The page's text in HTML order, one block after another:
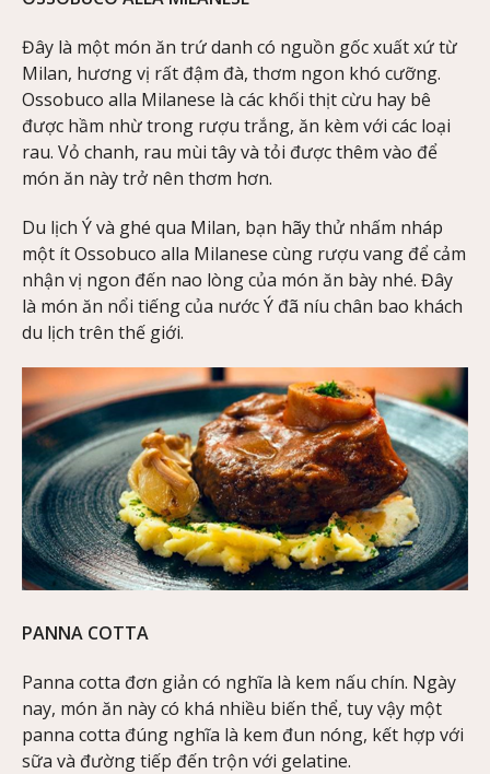
Đây là một món ăn trứ danh có nguồn gốc xuất xứ từ
Milan, hương vị rất đậm đà, thơm ngon khó cưỡng.
Ossobuco alla Milanese là các khối thịt cừu hay bê
được hầm nhừ trong rượu trắng, ăn kèm với các loại
rau. Vỏ chanh, rau mùi tây và tỏi được thêm vào để
món ăn này trở nên thơm hơn.
Du lịch Ý và ghé qua Milan, bạn hãy thử nhấm nháp
một ít Ossobuco alla Milanese cùng rượu vang để cảm
nhận vị ngon đến nao lòng của món ăn bày nhé. Đây
là món ăn nổi tiếng của nước Ý đã níu chân bao khách
du lịch trên thế giới.
PANNA COTTA
Panna cotta đơn giản có nghĩa là kem nấu chín. Ngày
nay, món ăn này có khá nhiều biến thể, tuy vậy một
panna cotta đúng nghĩa là kem đun nóng, kết hợp với
sữa và đường tiếp đến trộn với gelatine.